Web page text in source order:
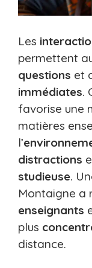
Les
permettent
questions et
immédiates.
favorise une
matières
l’
distractions
studieuse.
Montaigne a
enseignants
plus
distance.